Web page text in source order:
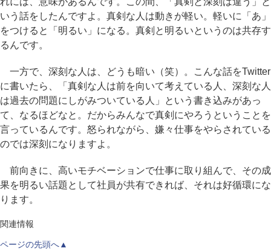
いう話をしたんですよ。真剣な人は動きが軽い。軽いに「あ」
をつけると「明るい」になる。真剣と明るいというのは共存す
るんです。
一方で、深刻な人は、どうも暗い（笑）。こんな話をTwitter
に書いたら、「真剣な人は前を向いて考えている人、深刻な人
は過去の問題にしがみついている人」という書き込みがあっ
て、なるほどなと。だからみんなで真剣にやろうということを
言っているんです。怒られながら、嫌々仕事をやらされている
のでは深刻になりますよ。
前向きに、高いモチベーションで仕事に取り組んで、その成
果を明るい話題として社員が共有できれば、それは好循環にな
ります。
関連情報
ページの先頭へ▲